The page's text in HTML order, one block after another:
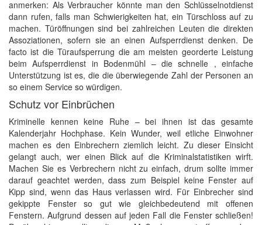
anmerken: Als Verbraucher könnte man den Schlüsselnotdienst
dann rufen, falls man Schwierigkeiten hat, ein Türschloss auf zu
machen. Türöffnungen sind bei zahlreichen Leuten die direkten
Assoziationen, sofern sie an einen Aufsperrdienst denken. De
facto ist die Türaufsperrung die am meisten georderte Leistung
beim Aufsperrdienst in Bodenmühl – die schnelle , einfache
Unterstützung ist es, die die überwiegende Zahl der Personen an
so einem Service so würdigen.
Schutz vor Einbrüchen
Kriminelle kennen keine Ruhe – bei ihnen ist das gesamte
Kalenderjahr Hochphase. Kein Wunder, weil etliche Einwohner
machen es den Einbrechern ziemlich leicht. Zu dieser Einsicht
gelangt auch, wer einen Blick auf die Kriminalstatistiken wirft.
Machen Sie es Verbrechern nicht zu einfach, drum sollte immer
darauf geachtet werden, dass zum Beispiel keine Fenster auf
Kipp sind, wenn das Haus verlassen wird. Für Einbrecher sind
gekippte Fenster so gut wie gleichbedeutend mit offenen
Fenstern. Aufgrund dessen auf jeden Fall die Fenster schließen!